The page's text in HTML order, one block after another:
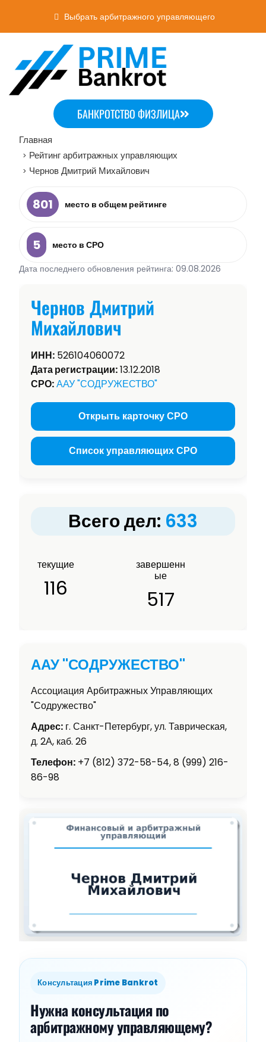
Выбрать арбитражного управляющего
БАНКРОТСТВО ФИЗЛИЦА
Главная
> Рейтинг арбитражных управляющих
> Чернов Дмитрий Михайлович
801 место в общем рейтинге
5
место в СРО
Дата последнего обновления рейтинга: 09.08.2026
Чернов Дмитрий
Михайлович
ИНН: 526104060072
Дата регистрации:13.12.2018
СРО:ААУ "СОДРУЖЕСТВО"
Открыть карточку СРО
Список управляющих СРО
Всего дел: 633
текущие
116
завершенн
ые
517
ААУ "СОДРУЖЕСТВО"
Ассоциация Арбитражных Управляющих
"Содружество"
Адрес: г. Санкт-Петербург, ул. Таврическая,
д. 2А, каб. 26
Телефон: +7 (812) 372-58-54, 8 (999) 216-
86-98
Консультация Prime Bankrot
Нужна консультация по
арбитражному управляющему?